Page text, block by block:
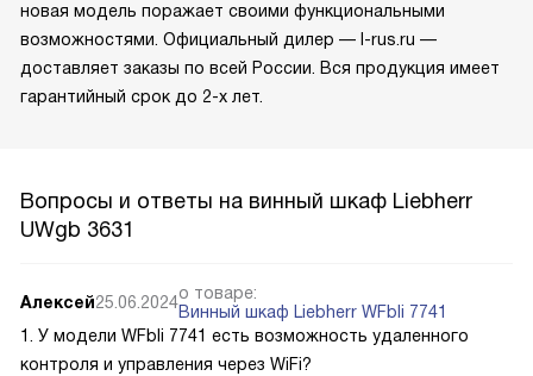
новая модель поражает своими функциональными
возможностями. Официальный дилер — l-rus.ru —
доставляет заказы по всей России. Вся продукция имеет
гарантийный срок до 2-х лет.
Вопросы и ответы на винный шкаф Liebherr
UWgb 3631
Алексей25.06.2024о товаре:
Винный шкаф Liebherr WFbli 7741
1. У модели WFbli 7741 есть возможность удаленного
контроля и управления через WiFi?